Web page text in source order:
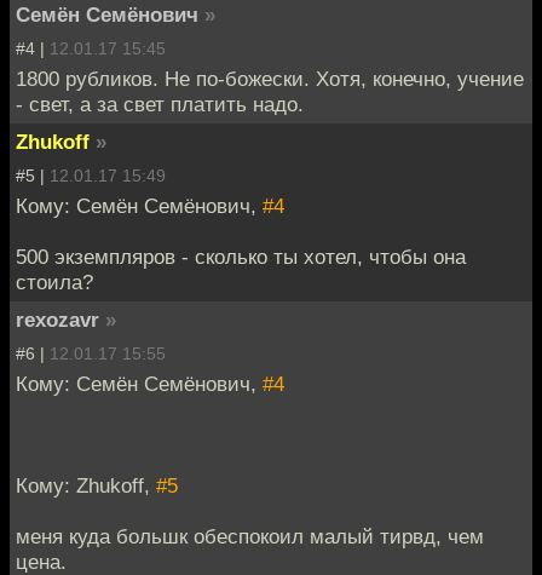
Семён Семёнович »
#4 | 12.01.17 15:45
1800 рубликов. Не по-божески. Хотя, конечно, учение
- свет, а за свет платить надо.
Zhukoff »
#5 | 12.01.17 15:49
Кому: Семён Семёнович, #4
500 экземпляров - сколько ты хотел, чтобы она
стоила?
rexozavr »
#6 | 12.01.17 15:55
Кому: Семён Семёнович, #4
Кому: Zhukoff, #5
меня куда большк обеспокоил малый тирвд, чем
цена.